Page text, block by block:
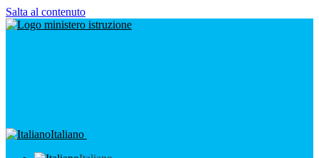
Salta al contenuto
Italiano